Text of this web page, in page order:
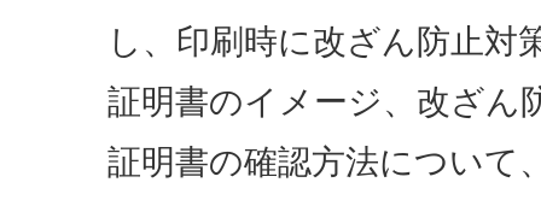
し、印刷時に改ざん防止対
証明書のイメージ、改ざん
証明書の確認方法について